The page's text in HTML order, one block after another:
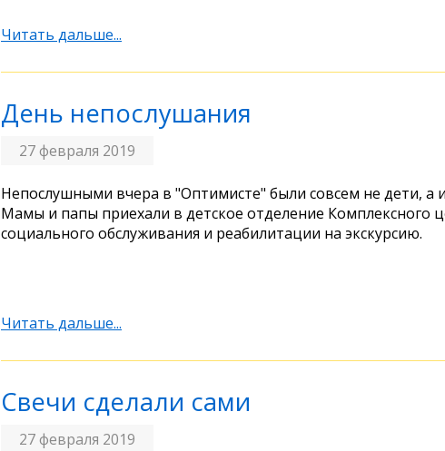
Читать дальше...
День непослушания
27 февраля 2019
Непослушными вчера в "Оптимисте" были совсем не дети, а
Мамы и папы приехали в детское отделение Комплексного
социального обслуживания и реабилитации на экскурсию.
Читать дальше...
Свечи сделали сами
27 февраля 2019